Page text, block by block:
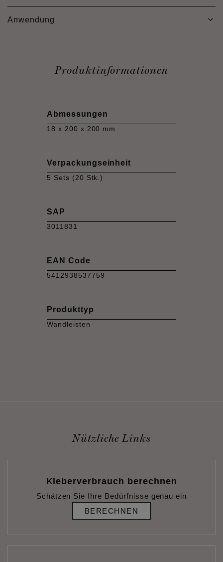
Anwendung
Produktinformationen
Abmessungen
18 x 200 x 200 mm
Verpackungseinheit
5 Sets (20 Stk.)
SAP
3011831
EAN Code
5412938537759
Produkttyp
Wandleisten
Nützliche Links
Kleberverbrauch berechnen
Schätzen Sie Ihre Bedürfnisse genau ein
BERECHNEN